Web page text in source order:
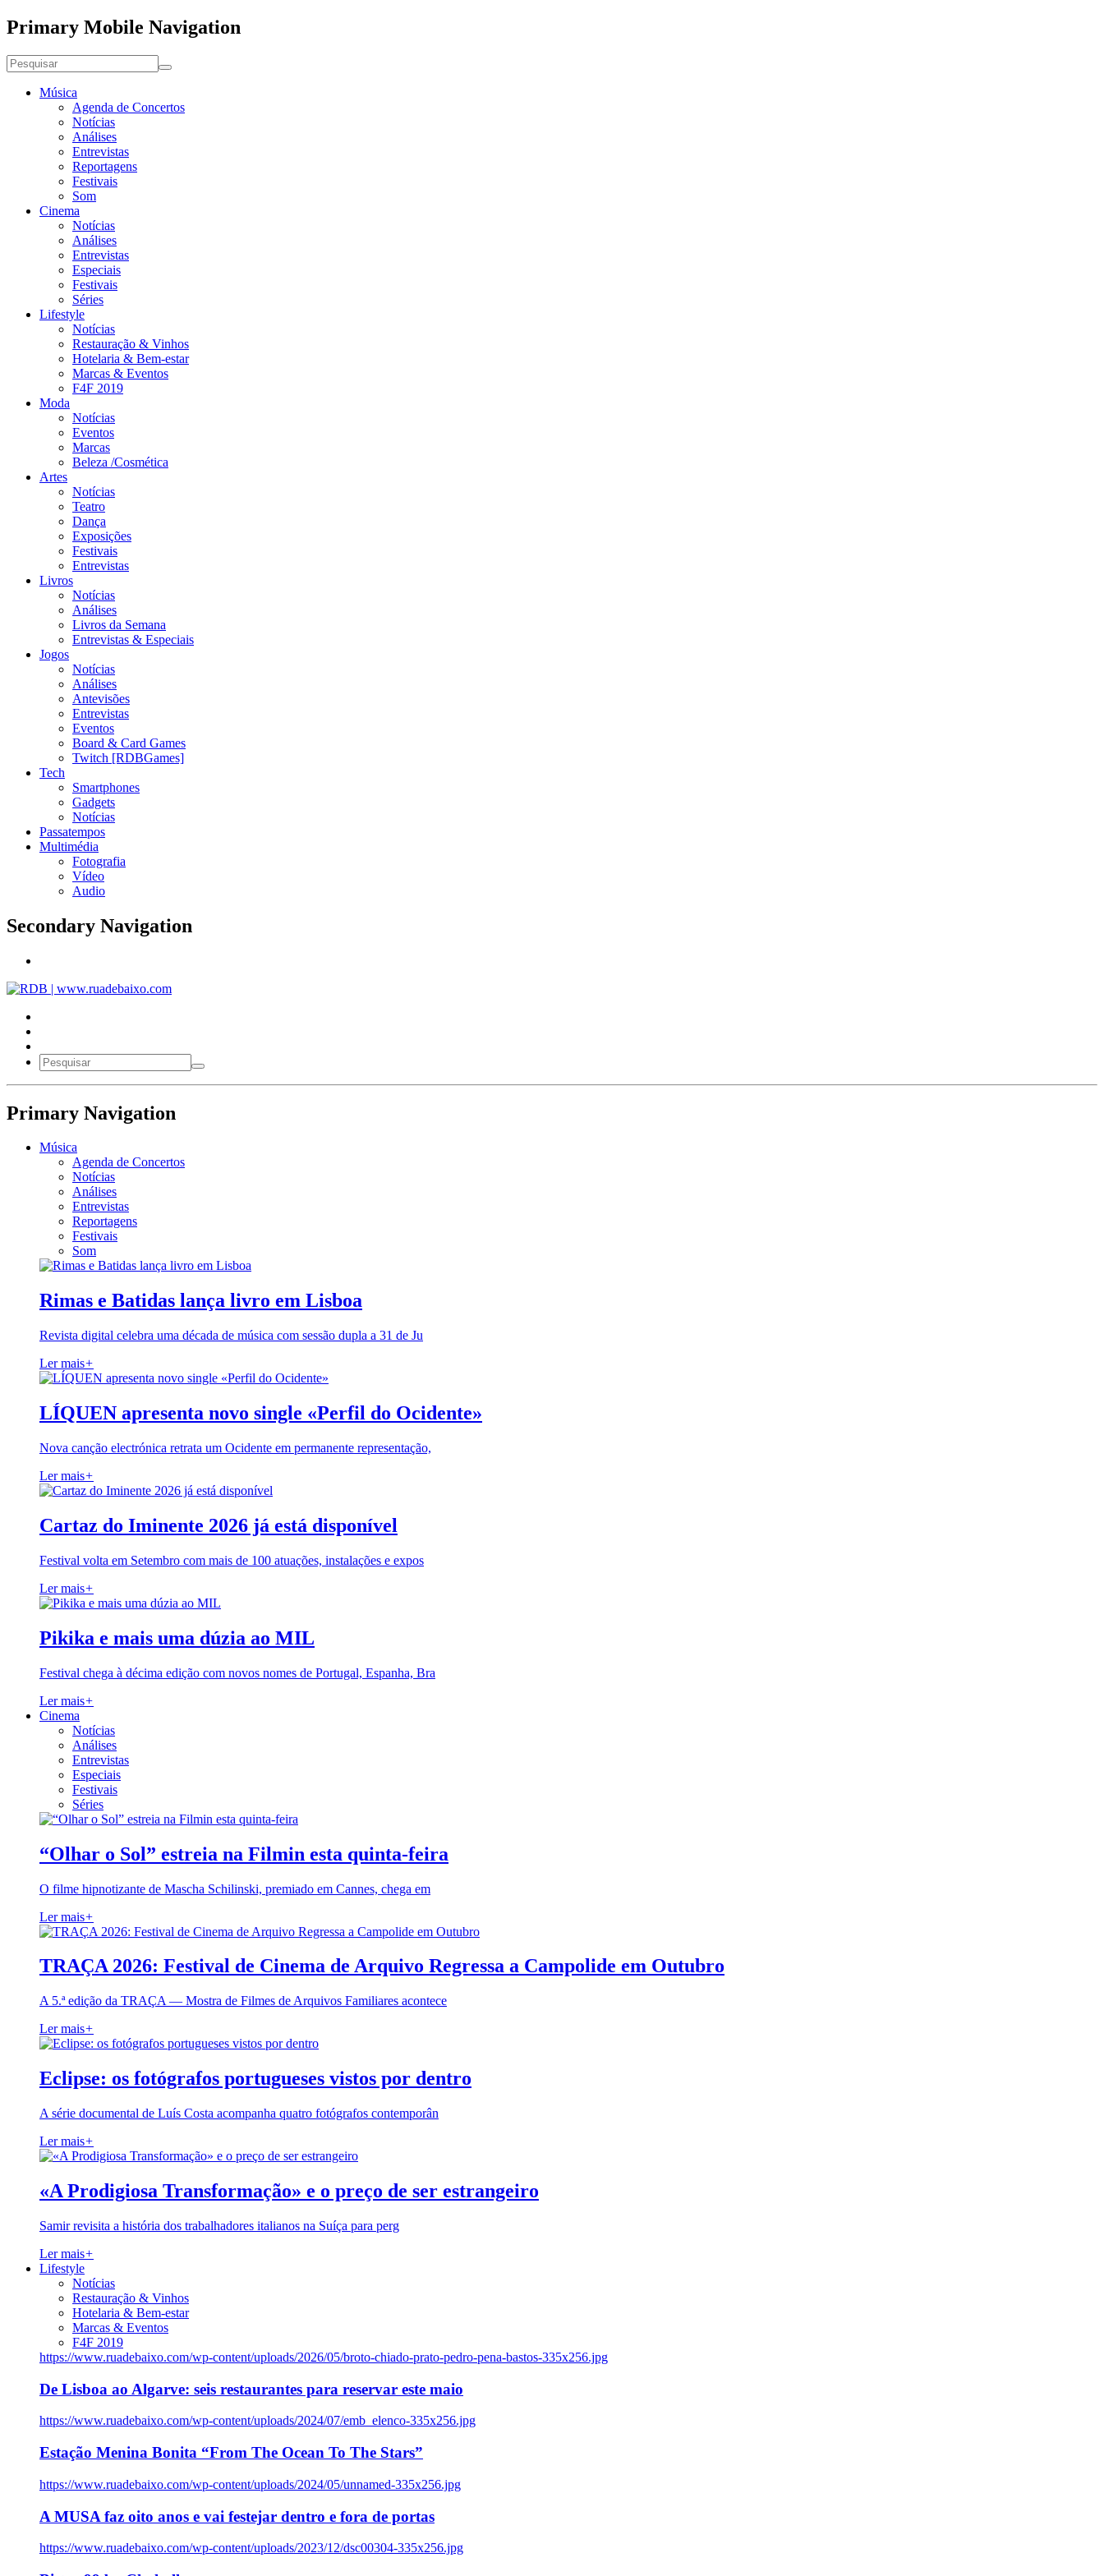
Primary Mobile Navigation
Música
Agenda de Concertos
Notícias
Análises
Entrevistas
Reportagens
Festivais
Som
Cinema
Notícias
Análises
Entrevistas
Especiais
Festivais
Séries
Lifestyle
Notícias
Restauração & Vinhos
Hotelaria & Bem-estar
Marcas & Eventos
F4F 2019
Moda
Notícias
Eventos
Marcas
Beleza /Cosmética
Artes
Notícias
Teatro
Dança
Exposições
Festivais
Entrevistas
Livros
Notícias
Análises
Livros da Semana
Entrevistas & Especiais
Jogos
Notícias
Análises
Antevisões
Entrevistas
Eventos
Board & Card Games
Twitch [RDBGames]
Tech
Smartphones
Gadgets
Notícias
Passatempos
Multimédia
Fotografia
Vídeo
Audio
Secondary Navigation
Primary Navigation
Música
Agenda de Concertos
Notícias
Análises
Entrevistas
Reportagens
Festivais
Som
Rimas e Batidas lança livro em Lisboa
Revista digital celebra uma década de música com sessão dupla a 31 de Ju
Ler mais+
LÍQUEN apresenta novo single «Perfil do Ocidente»
Nova canção electrónica retrata um Ocidente em permanente representação,
Ler mais+
Cartaz do Iminente 2026 já está disponível
Festival volta em Setembro com mais de 100 atuações, instalações e expos
Ler mais+
Pikika e mais uma dúzia ao MIL
Festival chega à décima edição com novos nomes de Portugal, Espanha, Bra
Ler mais+
Cinema
Notícias
Análises
Entrevistas
Especiais
Festivais
Séries
“Olhar o Sol” estreia na Filmin esta quinta-feira
O filme hipnotizante de Mascha Schilinski, premiado em Cannes, chega em
Ler mais+
TRAÇA 2026: Festival de Cinema de Arquivo Regressa a Campolide em Outubro
A 5.ª edição da TRAÇA — Mostra de Filmes de Arquivos Familiares acontece
Ler mais+
Eclipse: os fotógrafos portugueses vistos por dentro
A série documental de Luís Costa acompanha quatro fotógrafos contemporân
Ler mais+
«A Prodigiosa Transformação» e o preço de ser estrangeiro
Samir revisita a história dos trabalhadores italianos na Suíça para perg
Ler mais+
Lifestyle
Notícias
Restauração & Vinhos
Hotelaria & Bem-estar
Marcas & Eventos
F4F 2019
https://www.ruadebaixo.com/wp-content/uploads/2026/05/broto-chiado-prato-pedro-pena-bastos-335x256.jpg
De Lisboa ao Algarve: seis restaurantes para reservar este maio
https://www.ruadebaixo.com/wp-content/uploads/2024/07/emb_elenco-335x256.jpg
Estação Menina Bonita “From The Ocean To The Stars”
https://www.ruadebaixo.com/wp-content/uploads/2024/05/unnamed-335x256.jpg
A MUSA faz oito anos e vai festejar dentro e fora de portas
https://www.ruadebaixo.com/wp-content/uploads/2023/12/dsc00304-335x256.jpg